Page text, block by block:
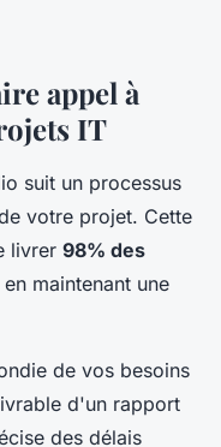
appel à
IT
suit un processus
votre projet. Cette
livrer 98% des
maintenant une
de vos besoins
d'un rapport
des délais